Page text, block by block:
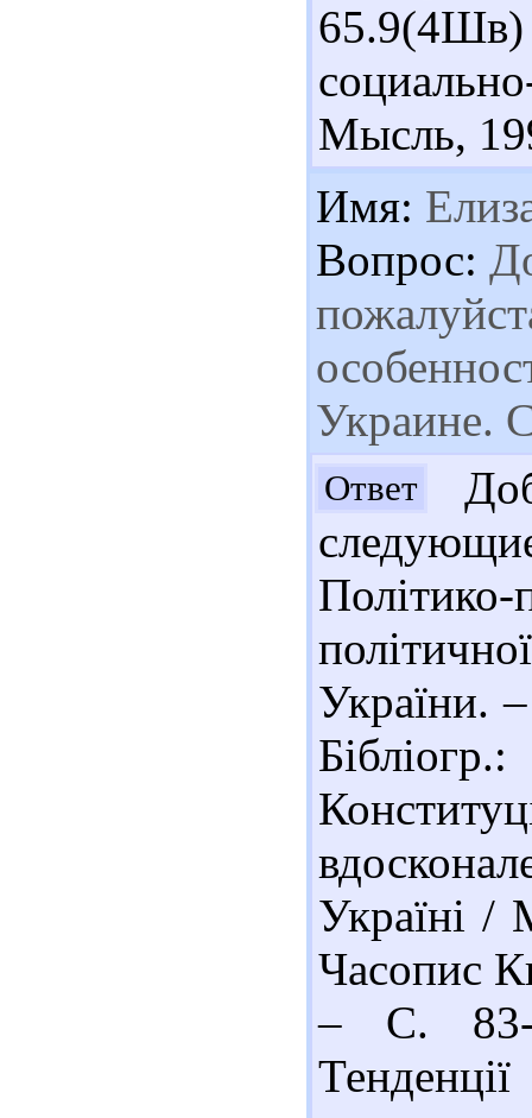
Мысль,
Имя:
Вопрос:
Украине.
Ответ
України.
Україні
Часопис
– С. 83-